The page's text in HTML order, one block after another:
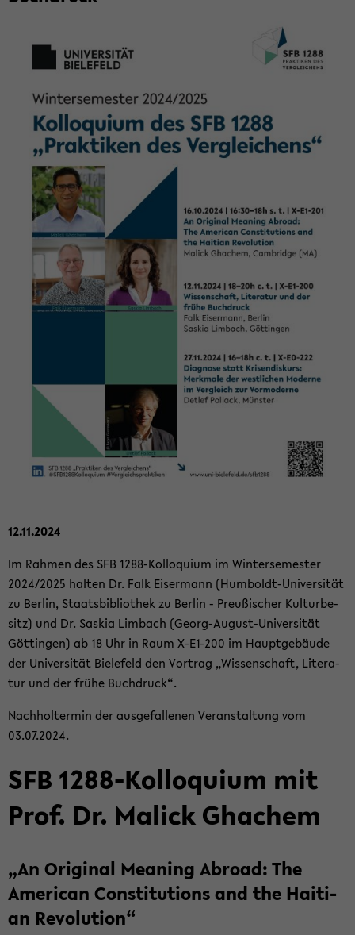
12.11.2024
Im Rah­men des SFB 1288-​Kolloquium im Win­ter­se­mes­ter
2024/2025 hal­ten Dr. Falk Eis­er­mann (Humboldt-​Universität
zu Ber­lin, Staats­bi­blio­thek zu Ber­lin - Preu­ßi­scher Kul­tur­be­
sitz) und Dr. Sas­kia Lim­bach (Georg-​August-Universität
Göt­tin­gen) ab 18 Uhr in Raum X-​E1-200 im Haupt­ge­bäu­de
der Uni­ver­si­tät Bie­le­feld den Vor­trag „Wis­sen­schaft, Li­te­ra­
tur und der frühe Buch­druck“.
Nach­hol­ter­min der aus­ge­fal­le­nen Ver­an­stal­tung vom
03.07.2024.
SFB 1288-​Kolloquium mit
Prof. Dr. Malick Gha­chem
„An Ori­gi­nal Me­a­ning Ab­road: The
Ame­ri­can Con­sti­tu­ti­ons and the Hai­ti­
an Re­vo­lu­ti­on“